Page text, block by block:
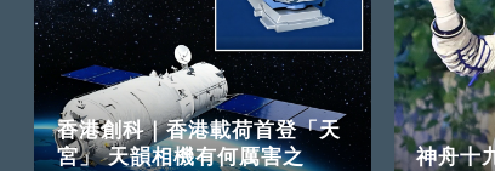
香港創科｜香港載荷首登「天
宮」 天韻相機有何厲害之
神舟十